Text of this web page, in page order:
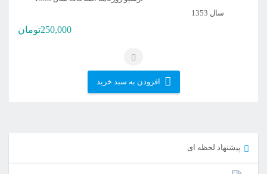
250,000تومان
افزودن به سبد خرید
پیشنهاد لحظه ای